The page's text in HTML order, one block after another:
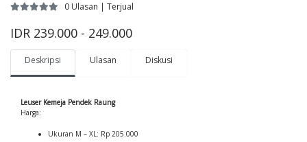
0 Ulasan | Terjual
IDR 239.000 - 249.000
Deskripsi Ulasan Diskusi
Leuser Kemeja Pendek Raung
Harga:
Ukuran M – XL: Rp 205.000